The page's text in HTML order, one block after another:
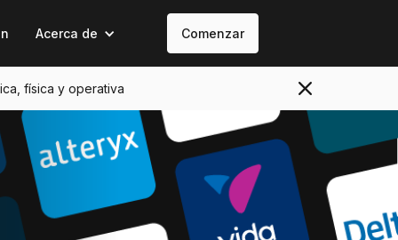
Acerca de Comenzar
física y operativa